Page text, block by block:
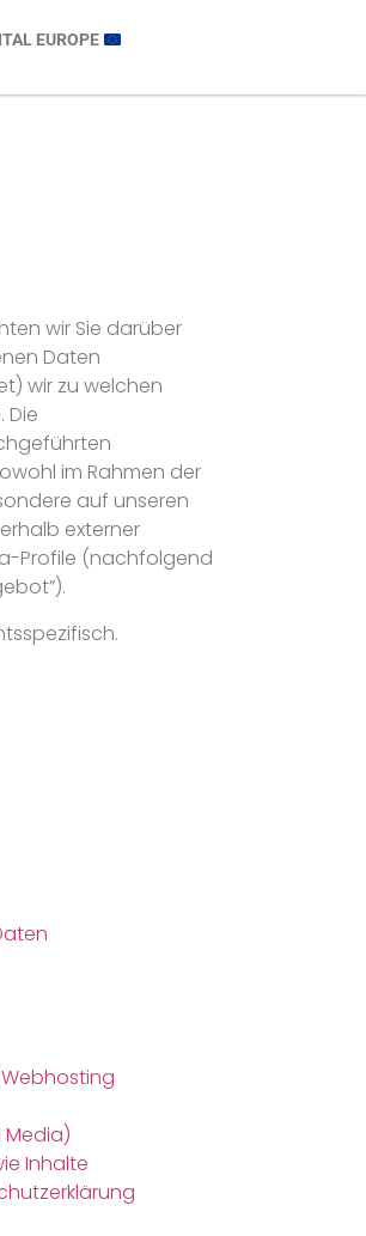
EUROPE
wir Sie darüber
Daten
wir zu welchen
Die
im Rahmen der
auf unseren
externer
Profile (nachfolgend
Media)
Inhalte